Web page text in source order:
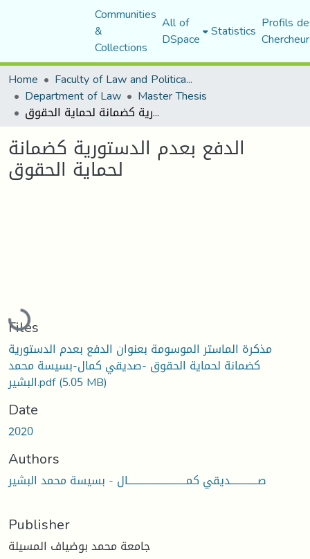
Communities
&
Collections
All of
DSpace Statistics Profils
Home
Faculty of Law and Political Science
Department of Law Master Thesis
الدفع بعدم الدستورية كضمانة لحماية الحقوق
الدفع بعدم الدستورية كضمانة
لحماية الحقوق
Loading...
Files
مذكرة الماستر الموسومة بعنوان الدفع بعدم الدستورية
كضمانة لحماية الحقوق -صديقي كمال-بسيسة محمد
البشير.pdf(5.05 MB)
Date
2020
Authors
صـــــــــــــديقي كمــــــــــــــــــــــــــــال - بسيسة محمد البشير
Publisher
جامعة محمد بوضياف المسيلة